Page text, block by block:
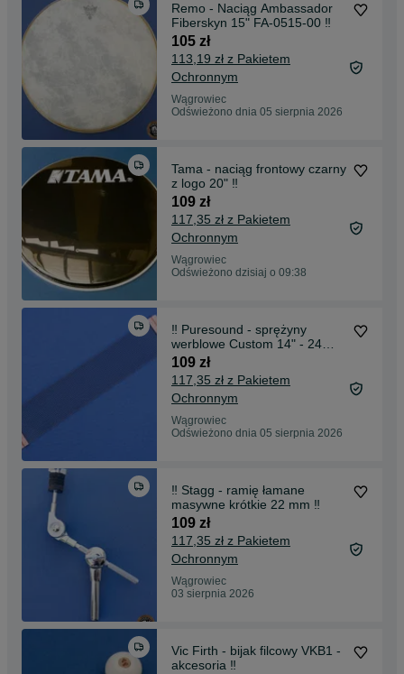
Remo - Naciąg Ambassador
Fiberskyn 15" FA-0515-00 ‼️
105 zł
113,19 zł z Pakietem
Ochronnym
Wągrowiec
Odświeżono dnia 05 sierpnia 2026
Tama - naciąg frontowy czarny
z logo 20" ‼️
109 zł
117,35 zł z Pakietem
Ochronnym
Wągrowiec
Odświeżono dzisiaj o 09:38
‼️ Puresound - sprężyny
werblowe Custom 14" - 24
zwoje ‼️
109 zł
117,35 zł z Pakietem
Ochronnym
Wągrowiec
Odświeżono dnia 05 sierpnia 2026
‼️ Stagg - ramię łamane
masywne krótkie 22 mm ‼️
109 zł
117,35 zł z Pakietem
Ochronnym
Wągrowiec
03 sierpnia 2026
Vic Firth - bijak filcowy VKB1 -
akcesoria ‼️